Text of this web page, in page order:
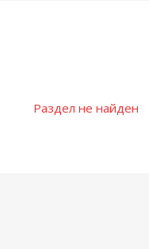
Раздел не найден